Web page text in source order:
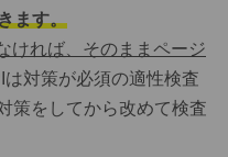
ます。
ければ、そのままページ
は対策が必須の適性検査
策をしてから改めて検査